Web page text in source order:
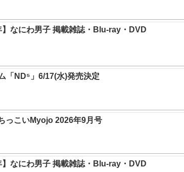
】なにわ男子 掲載雑誌・Blu-ray・DVD
「ND⁵」6/17(水)発売決定
っこいMyojo 2026年9月号
】なにわ男子 掲載雑誌・Blu-ray・DVD